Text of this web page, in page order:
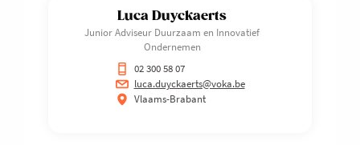
Luca Duyckaerts
Junior Adviseur Duurzaam en Innovatief
Ondernemen
02 300 58 07
luca.duyckaerts@voka.be
Vlaams-Brabant